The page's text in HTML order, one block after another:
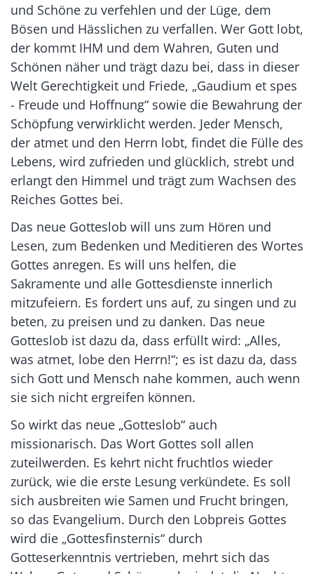
und Schöne zu verfehlen und der Lüge, dem
Bösen und Hässlichen zu verfallen. Wer Gott lobt,
der kommt IHM und dem Wahren, Guten und
Schönen näher und trägt dazu bei, dass in dieser
Welt Gerechtigkeit und Friede, „Gaudium et spes
- Freude und Hoffnung“ sowie die Bewahrung der
Schöpfung verwirklicht werden. Jeder Mensch,
der atmet und den Herrn lobt, findet die Fülle des
Lebens, wird zufrieden und glücklich, strebt und
erlangt den Himmel und trägt zum Wachsen des
Reiches Gottes bei.
Das neue Gotteslob will uns zum Hören und
Lesen, zum Bedenken und Meditieren des Wortes
Gottes anregen. Es will uns helfen, die
Sakramente und alle Gottesdienste innerlich
mitzufeiern. Es fordert uns auf, zu singen und zu
beten, zu preisen und zu danken. Das neue
Gotteslob ist dazu da, dass erfüllt wird: „Alles,
was atmet, lobe den Herrn!“; es ist dazu da, dass
sich Gott und Mensch nahe kommen, auch wenn
sie sich nicht ergreifen können.
So wirkt das neue „Gotteslob“ auch
missionarisch. Das Wort Gottes soll allen
zuteilwerden. Es kehrt nicht fruchtlos wieder
zurück, wie die erste Lesung verkündete. Es soll
sich ausbreiten wie Samen und Frucht bringen,
so das Evangelium. Durch den Lobpreis Gottes
wird die „Gottesfinsternis“ durch
Gotteserkenntnis vertrieben, mehrt sich das